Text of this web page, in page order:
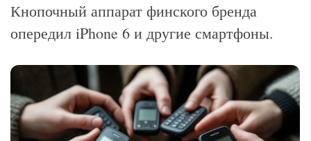
Кнопочный аппарат финского бренда
опередил iPhone 6 и другие смартфоны.